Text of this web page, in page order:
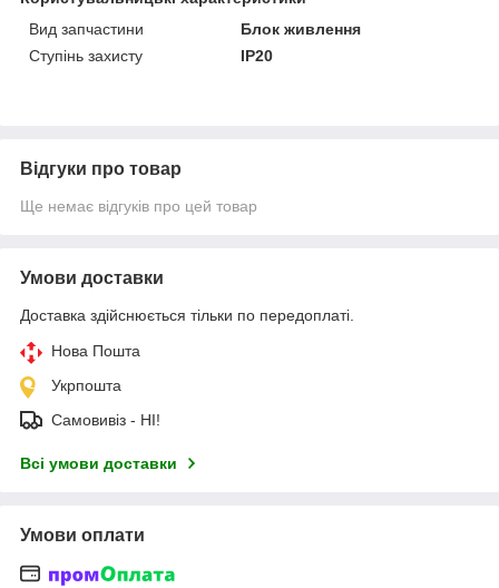
Вид запчастини
Блок живлення
Ступінь захисту
IP20
Відгуки про товар
Ще немає відгуків про цей товар
Умови доставки
Доставка здійснюється тільки по передоплаті.
Нова Пошта
Укрпошта
Самовивіз - НІ!
Всі умови доставки
Умови оплати